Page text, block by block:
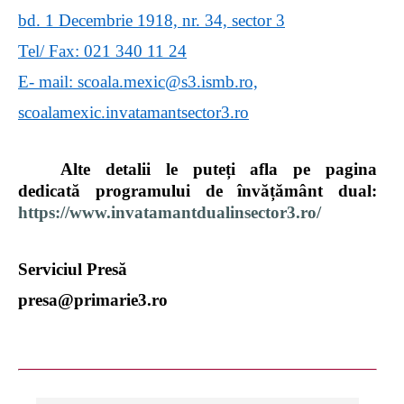
bd. 1 Decembrie 1918, nr. 34, sector 3
Tel/ Fax: 021 340 11 24
E- mail: scoala.mexic@s3.ismb.ro,
scoalamexic.invatamantsector3.ro
Alte detalii le puteți afla pe pagina
dedicată programului de învățământ dual:
https://www.invatamantdualinsector3.ro/
Serviciul Presă
presa@primarie3.ro